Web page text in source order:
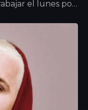
el lunes por
la libertad
te ayuda a